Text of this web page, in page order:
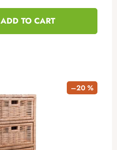
ADD TO CART
–20 %